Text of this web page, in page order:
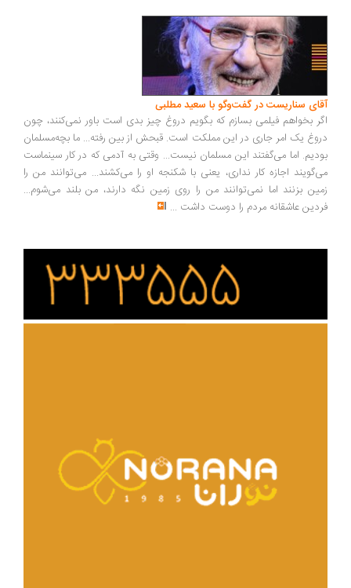
آقای سناریست در گفت‌وگو با سعید مطلبی
اگر بخواهم فیلمی بسازم که بگویم دروغ چیز بدی است باور نمی‌کنند، چون
دروغ یک امر جاری در این مملکت است. قبحش از بین رفته... ما بچه‌مسلمان
بودیم. اما می‌گفتند این مسلمان نیست... وقتی به آدمی که در کار سینماست
می‌گویند اجازه کار نداری، یعنی با شکنجه او را می‌کشند... می‌توانند من را
زمین بزنند اما نمی‌توانند من را روی زمین نگه دارند، من بلند می‌شوم...
فردین عاشقانه مردم را دوست داشت ...